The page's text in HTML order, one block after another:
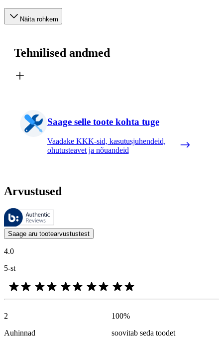
Näita rohkem
Tehnilised andmed
Saage selle toote kohta tuge
Vaadake KKK-sid, kasutusjuhendeid,
ohutusteavet ja nõuandeid
Arvustused
Neid arvustusi haldab Bazaarvoice ja need vastavad Bazaarvoice’i
Kliendi arvamused toodete ja tärnihinnangute kujul on kasulikud
Saage aru tootearvustustest
4.0
5-st
2
Auhinnad
100%
soovitab seda toodet